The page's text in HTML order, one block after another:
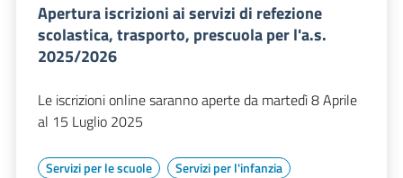
Apertura iscrizioni ai servizi di refezione
scolastica, trasporto, prescuola per l'a.s.
2025/2026
Le iscrizioni online saranno aperte da martedì 8 Aprile
al 15 Luglio 2025
Servizi per le scuole
Servizi per l'infanzia